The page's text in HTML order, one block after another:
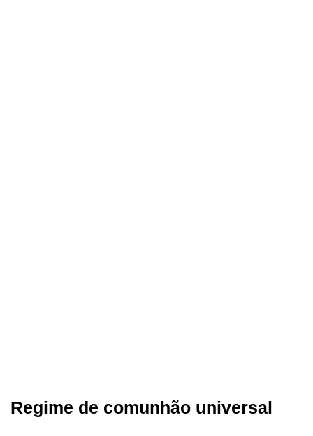
Regime de comunhão universal